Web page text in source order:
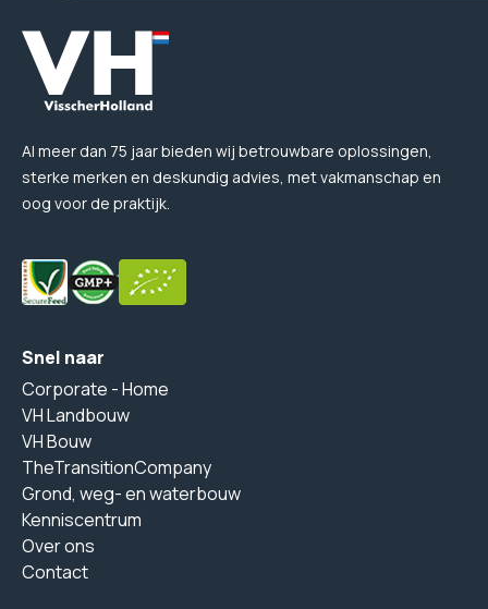
Al meer dan 75 jaar bieden wij betrouwbare oplossingen,
sterke merken en deskundig advies, met vakmanschap en
oog voor de praktijk.
Snel naar
Corporate - Home
VH Landbouw
VH Bouw
TheTransitionCompany
Grond, weg- en waterbouw
Kenniscentrum
Over ons
Contact